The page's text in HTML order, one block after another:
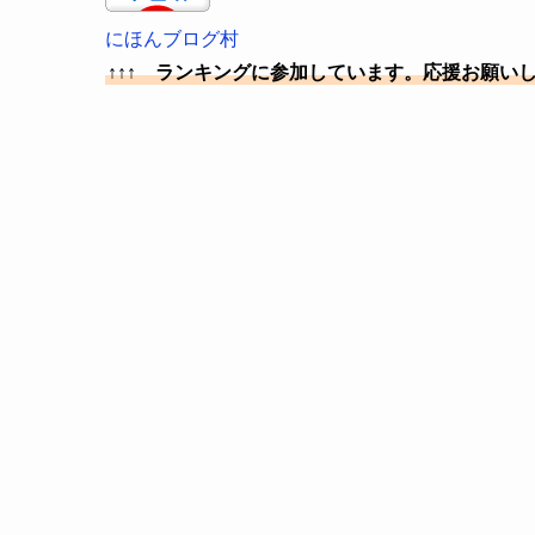
にほんブログ村
↑↑↑ ランキングに参加しています。応援お願い